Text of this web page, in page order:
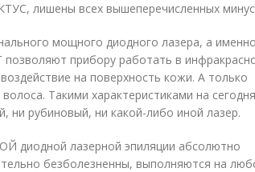
лишены всех вышеперечисленных
мощного диодного лазера, а именно
прибору работать в
на поверхность кожи. А только
Такими характеристиками на
ни рубиновый, ни какой-либо иной лазер.
лазерной эпиляции абсолютно
безболезненны, выполняются на